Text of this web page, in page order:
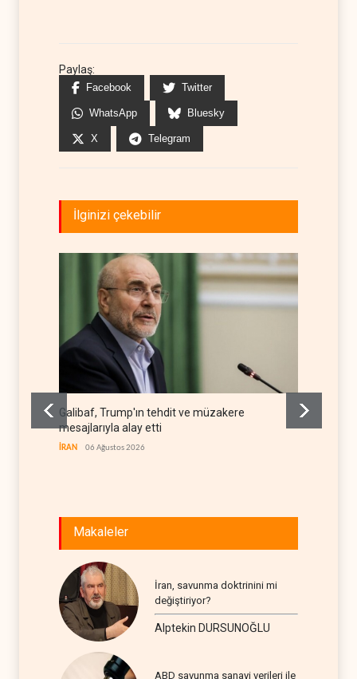
Paylaş:
Facebook Twitter
WhatsApp Bluesky
X Telegram
İlginizi çekebilir
Galibaf, Trump'ın tehdit ve müzakere
mesajlarıyla alay etti
İRAN 06 Ağustos 2026
Makaleler
İran, savunma doktrinini mi
değiştiriyor?
Alptekin DURSUNOĞLU
ABD savunma sanayi verileri ile